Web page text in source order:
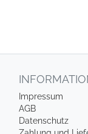
Impressum
AGB
Datenschutz